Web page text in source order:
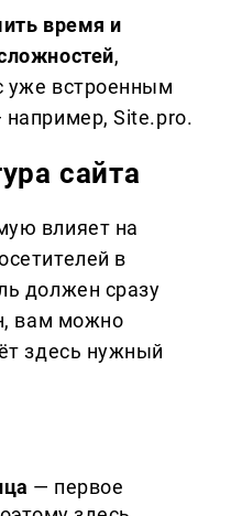
время и
,
уже встроенным
Site.pro.
сайта
влияет на
в
должен сразу
вам можно
здесь нужный
— первое